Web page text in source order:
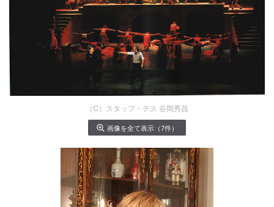
（C）スタッフ・テス 谷岡秀昌
画像を全て表示（7件）